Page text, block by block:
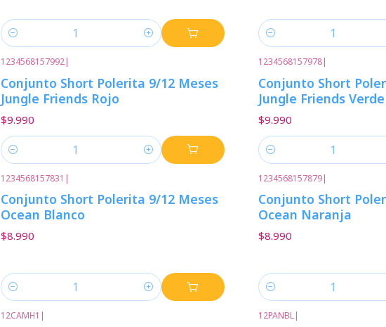
Cantidad Cantidad
1234568157992|
Conjunto Short Polerita 9/12 Meses
Jungle Friends Rojo
$9.990
Cantidad
1234568157978|
Conjunto Short
Jungle Friends Verde
$9.990
Cantidad
1234568157831 |
Conjunto Short Polerita 9/12 Meses
Ocean Blanco
$8.990
Cantidad
1234568157879|
Conjunto Short
Ocean Naranja
$8.990
Cantidad
12CAMH1 | 12PANBL|